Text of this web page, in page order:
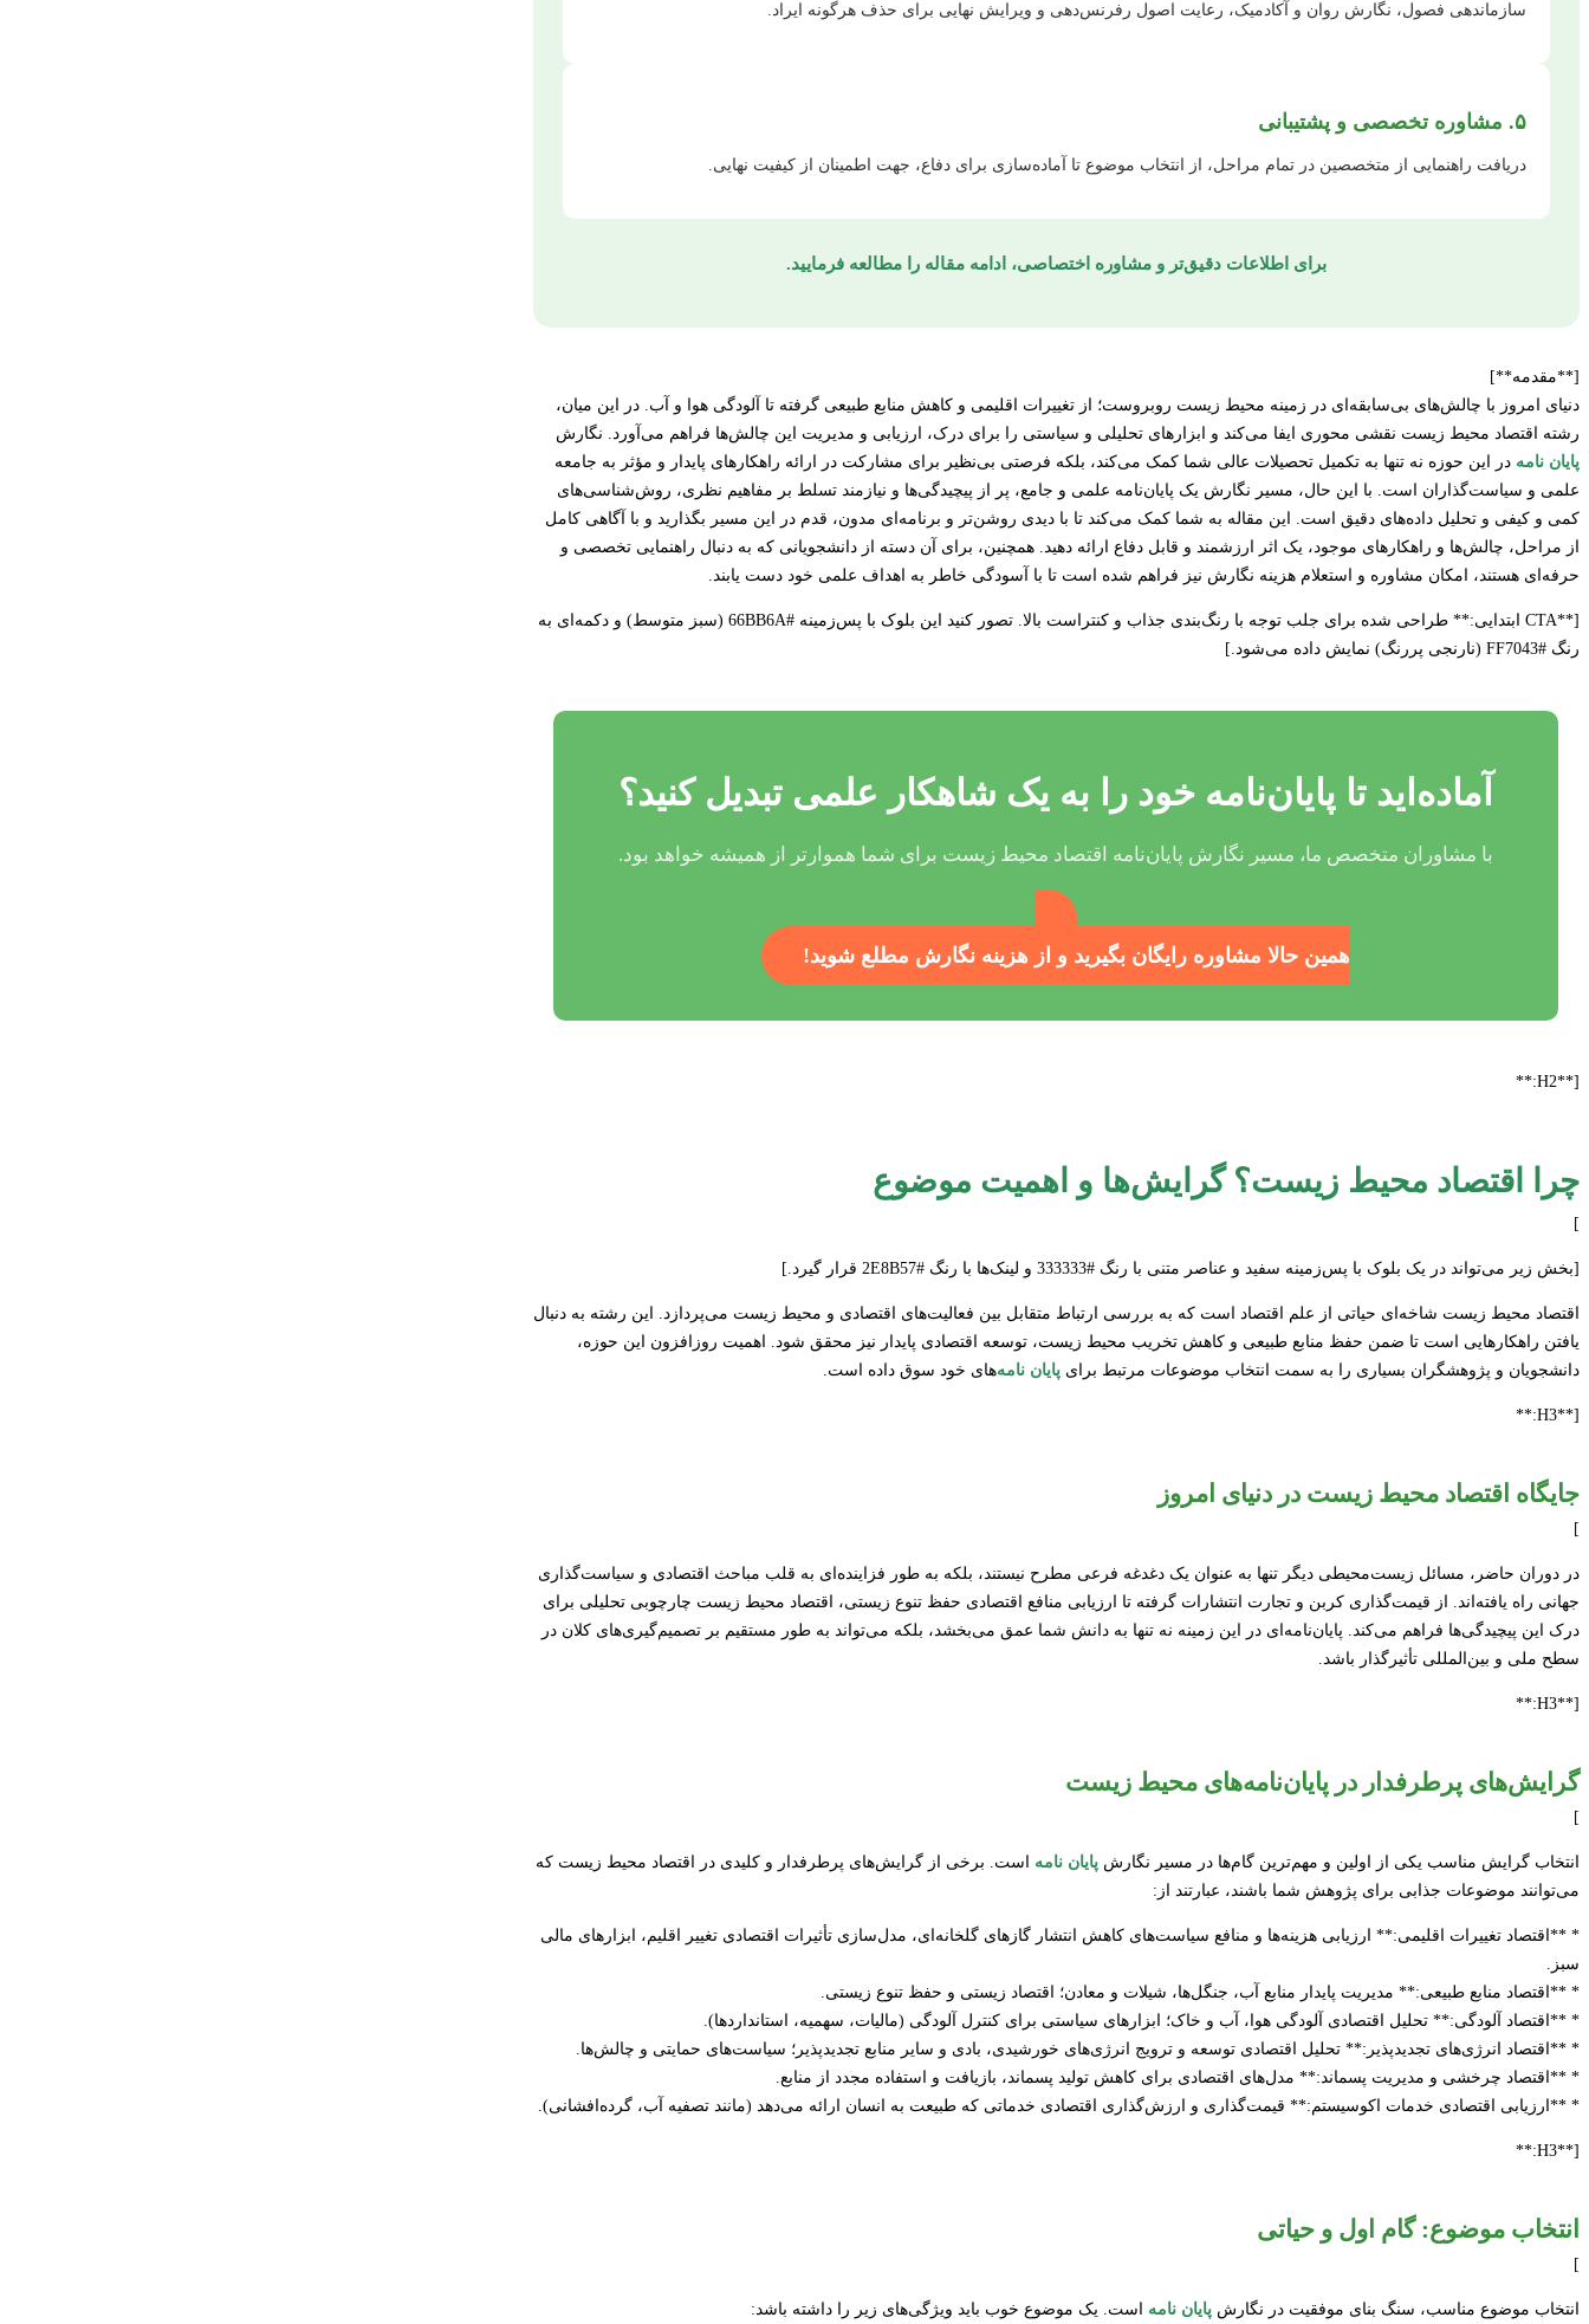
سازماندهی فصول، نگارش روان و آکادمیک، رعایت اصول رفرنس‌دهی و ویرایش نهایی برای حذف هرگونه ایراد.
۵. مشاوره تخصصی و پشتیبانی
دریافت راهنمایی از متخصصین در تمام مراحل، از انتخاب موضوع تا آماده‌سازی برای دفاع، جهت اطمینان از کیفیت نهایی.
برای اطلاعات دقیق‌تر و مشاوره اختصاصی، ادامه مقاله را مطالعه فرمایید.
[**مقدمه**]
دنیای امروز با چالش‌های بی‌سابقه‌ای در زمینه محیط زیست روبروست؛ از تغییرات اقلیمی و کاهش منابع طبیعی گرفته تا آلودگی هوا و آب. در این میان،
رشته اقتصاد محیط زیست نقشی محوری ایفا می‌کند و ابزارهای تحلیلی و سیاستی را برای درک، ارزیابی و مدیریت این چالش‌ها فراهم می‌آورد. نگارش
پایان نامه در این حوزه نه تنها به تکمیل تحصیلات عالی شما کمک می‌کند، بلکه فرصتی بی‌نظیر برای مشارکت در ارائه راهکارهای پایدار و مؤثر به جامعه
علمی و سیاست‌گذاران است. با این حال، مسیر نگارش یک پایان‌نامه علمی و جامع، پر از پیچیدگی‌ها و نیازمند تسلط بر مفاهیم نظری، روش‌شناسی‌های
کمی و کیفی و تحلیل داده‌های دقیق است. این مقاله به شما کمک می‌کند تا با دیدی روشن‌تر و برنامه‌ای مدون، قدم در این مسیر بگذارید و با آگاهی کامل
از مراحل، چالش‌ها و راهکارهای موجود، یک اثر ارزشمند و قابل دفاع ارائه دهید. همچنین، برای آن دسته از دانشجویانی که به دنبال راهنمایی تخصصی و
حرفه‌ای هستند، امکان مشاوره و استعلام هزینه نگارش نیز فراهم شده است تا با آسودگی خاطر به اهداف علمی خود دست یابند.
[**CTA ابتدایی:** طراحی شده برای جلب توجه با رنگ‌بندی جذاب و کنتراست بالا. تصور کنید این بلوک با پس‌زمینه #66BB6A (سبز متوسط) و دکمه‌ای به
رنگ #FF7043 (نارنجی پررنگ) نمایش داده می‌شود.]
آماده‌اید تا پایان‌نامه خود را به یک شاهکار علمی تبدیل کنید؟
با مشاوران متخصص ما، مسیر نگارش پایان‌نامه اقتصاد محیط زیست برای شما هموارتر از همیشه خواهد بود.
همین حالا مشاوره رایگان بگیرید و از هزینه نگارش مطلع شوید!
[**H2:**
چرا اقتصاد محیط زیست؟ گرایش‌ها و اهمیت موضوع
]
[بخش زیر می‌تواند در یک بلوک با پس‌زمینه سفید و عناصر متنی با رنگ #333333 و لینک‌ها با رنگ #2E8B57 قرار گیرد.]
اقتصاد محیط زیست شاخه‌ای حیاتی از علم اقتصاد است که به بررسی ارتباط متقابل بین فعالیت‌های اقتصادی و محیط زیست می‌پردازد. این رشته به دنبال
یافتن راهکارهایی است تا ضمن حفظ منابع طبیعی و کاهش تخریب محیط زیست، توسعه اقتصادی پایدار نیز محقق شود. اهمیت روزافزون این حوزه،
دانشجویان و پژوهشگران بسیاری را به سمت انتخاب موضوعات مرتبط برای پایان نامه‌های خود سوق داده است.
[**H3:**
جایگاه اقتصاد محیط زیست در دنیای امروز
]
در دوران حاضر، مسائل زیست‌محیطی دیگر تنها به عنوان یک دغدغه فرعی مطرح نیستند، بلکه به طور فزاینده‌ای به قلب مباحث اقتصادی و سیاست‌گذاری
جهانی راه یافته‌اند. از قیمت‌گذاری کربن و تجارت انتشارات گرفته تا ارزیابی منافع اقتصادی حفظ تنوع زیستی، اقتصاد محیط زیست چارچوبی تحلیلی برای
درک این پیچیدگی‌ها فراهم می‌کند. پایان‌نامه‌ای در این زمینه نه تنها به دانش شما عمق می‌بخشد، بلکه می‌تواند به طور مستقیم بر تصمیم‌گیری‌های کلان در
سطح ملی و بین‌المللی تأثیرگذار باشد.
[**H3:**
گرایش‌های پرطرفدار در پایان‌نامه‌های محیط زیست
]
انتخاب گرایش مناسب یکی از اولین و مهم‌ترین گام‌ها در مسیر نگارش پایان نامه است. برخی از گرایش‌های پرطرفدار و کلیدی در اقتصاد محیط زیست که
می‌توانند موضوعات جذابی برای پژوهش شما باشند، عبارتند از:
* **اقتصاد تغییرات اقلیمی:** ارزیابی هزینه‌ها و منافع سیاست‌های کاهش انتشار گازهای گلخانه‌ای، مدل‌سازی تأثیرات اقتصادی تغییر اقلیم، ابزارهای مالی
سبز.
* **اقتصاد منابع طبیعی:** مدیریت پایدار منابع آب، جنگل‌ها، شیلات و معادن؛ اقتصاد زیستی و حفظ تنوع زیستی.
* **اقتصاد آلودگی:** تحلیل اقتصادی آلودگی هوا، آب و خاک؛ ابزارهای سیاستی برای کنترل آلودگی (مالیات، سهمیه، استانداردها).
* **اقتصاد انرژی‌های تجدیدپذیر:** تحلیل اقتصادی توسعه و ترویج انرژی‌های خورشیدی، بادی و سایر منابع تجدیدپذیر؛ سیاست‌های حمایتی و چالش‌ها.
* **اقتصاد چرخشی و مدیریت پسماند:** مدل‌های اقتصادی برای کاهش تولید پسماند، بازیافت و استفاده مجدد از منابع.
* **ارزیابی اقتصادی خدمات اکوسیستم:** قیمت‌گذاری و ارزش‌گذاری اقتصادی خدماتی که طبیعت به انسان ارائه می‌دهد (مانند تصفیه آب، گرده‌افشانی).
[**H3:**
انتخاب موضوع: گام اول و حیاتی
]
انتخاب موضوع مناسب، سنگ بنای موفقیت در نگارش پایان نامه است. یک موضوع خوب باید ویژگی‌های زیر را داشته باشد: